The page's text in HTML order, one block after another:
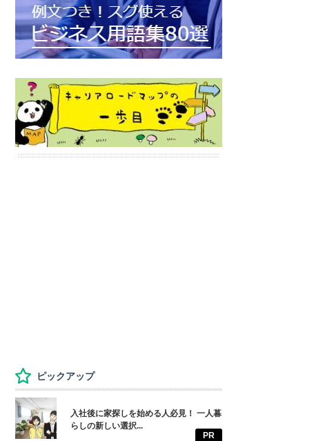
ピックアップ
入社後に家探しを始める人必見！ 一人暮
らしの新しい選択...
PR